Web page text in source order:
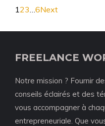
123…6Next
FREELANCE
Notre mission ? Fournir
conseils éclairés et des
vous accompagner à
entrepreneuriale. Que